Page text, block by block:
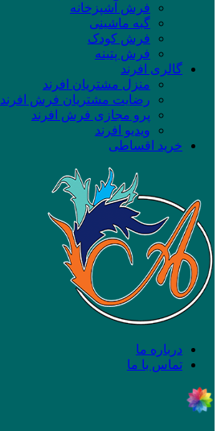
فرش آشپزخانه
گبه ماشینی
فرش کودک
فرش پتینه
گالری افرند
منزل مشتریان افرند
رضایت مشتریان فرش افرند
پرو مجازی فرش افرند
ویدیو افرند
خرید اقساطی
درباره ما
تماس با ما